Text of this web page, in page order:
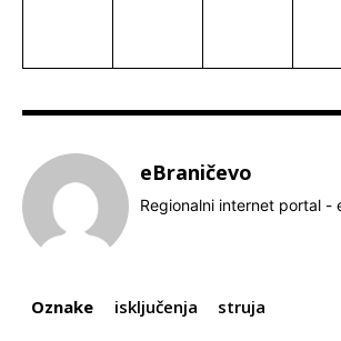
eBraničevo
Regionalni internet portal -
Oznake isključenja struja